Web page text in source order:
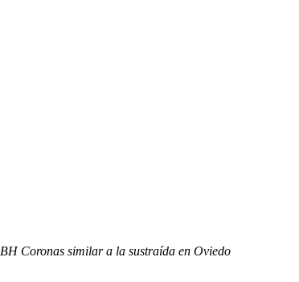
BH Coronas similar a la sustraída en Oviedo